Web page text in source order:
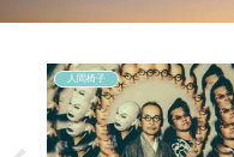
人間椅子